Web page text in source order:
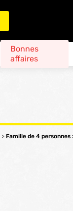
Bonnes
affaires
> Famille de 4